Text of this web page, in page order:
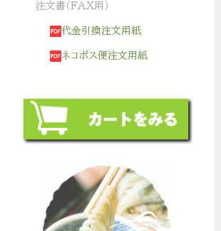
注文書（FAX用）
代金引換注文用紙
ネコポス便注文用紙